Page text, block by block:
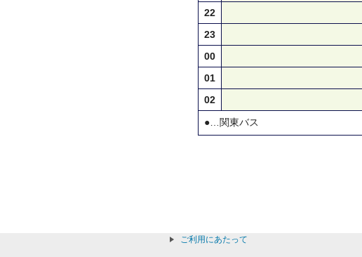
22
23
00
01
02
●…関東バス
ご利用にあたって